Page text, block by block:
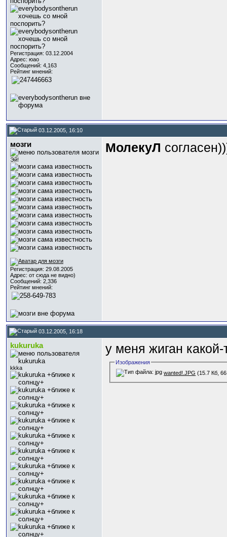
Регистрация: 03.12.2004
Адрес: юао
Сообщений: 4,163
Рейтинг мнений:
03.12.2005, 16:10
мозги
Эй!
Регистрация: 29.08.2005
Адрес: от сюда не видно)
Сообщений: 2,336
Рейтинг мнений:
МолекуЛ
03.12.2005, 16:18
kukuruka
kkka
у меня жиган
Изображения
wanted!.JPG (15.7 Кб,